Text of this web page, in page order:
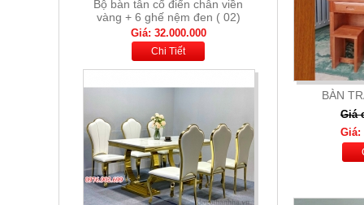
Bộ bàn tân cổ điển chân viền
vàng + 6 ghế nệm kem ( 01)
Giá: 32.000.000
Chi Tiết
BÀN
Giá
Giá: